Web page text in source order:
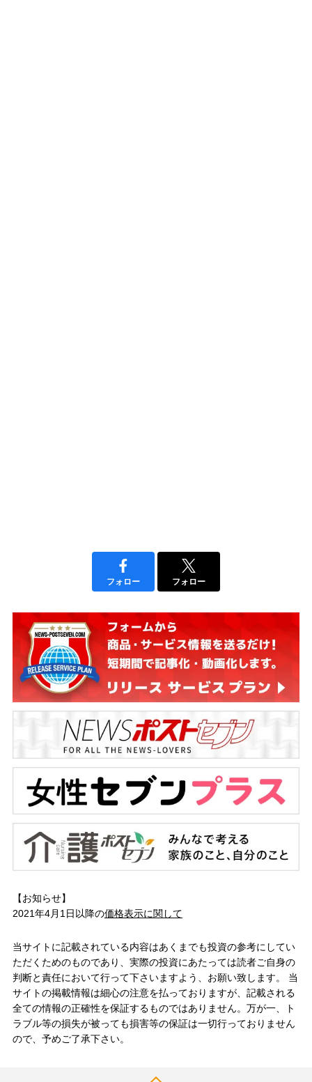
フォロー フォロー
【お知らせ】
2021年4月1日以降の価格表示に関して
当サイトに記載されている内容はあくまでも投資の参考にしてい
ただくためのものであり、実際の投資にあたっては読者ご自身の
判断と責任において行って下さいますよう、お願い致します。 当
サイトの掲載情報は細心の注意を払っておりますが、記載される
全ての情報の正確性を保証するものではありません。万が一、ト
ラブル等の損失が被っても損害等の保証は一切行っておりません
ので、予めご了承下さい。